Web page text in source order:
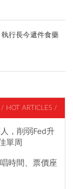
行長今遞件食藥
/ HOT ARTICLES /
，削弱Fed升
單周
時間、票價座